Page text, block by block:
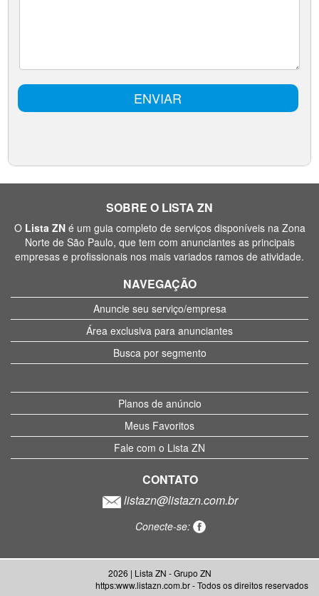
SOBRE O LISTA ZN
O Lista ZNé um guia completo de serviços disponíveis na Zona
Norte de São Paulo, que tem com anunciantes as principais
empresas e profissionais nos mais variados ramos de atividade.
NAVEGAÇÃO
Anuncie seu serviço/empresa
Área exclusiva para anunciantes
Busca por segmento
Planos de anúncio
Meus Favoritos
Fale com o Lista ZN
CONTATO
listazn@listazn.com.br
Conecte-se:
2026 | Lista ZN - Grupo ZN
https:www.listazn.com.br - Todos os direitos reservados